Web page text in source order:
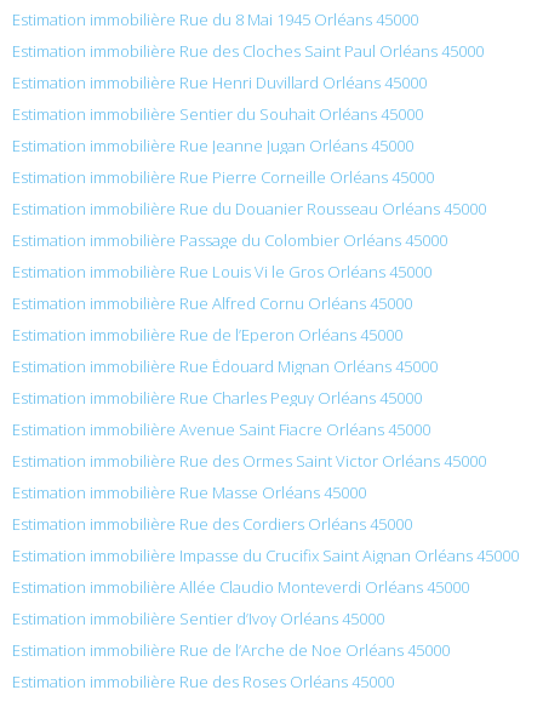
Estimation immobilière Rue du 8 Mai 1945 Orléans 45000
Estimation immobilière Rue des Cloches Saint Paul Orléans 45000
Estimation immobilière Rue Henri Duvillard Orléans 45000
Estimation immobilière Sentier du Souhait Orléans 45000
Estimation immobilière Rue Jeanne Jugan Orléans 45000
Estimation immobilière Rue Pierre Corneille Orléans 45000
Estimation immobilière Rue du Douanier Rousseau Orléans 45000
Estimation immobilière Passage du Colombier Orléans 45000
Estimation immobilière Rue Louis Vi le Gros Orléans 45000
Estimation immobilière Rue Alfred Cornu Orléans 45000
Estimation immobilière Rue de l’Eperon Orléans 45000
Estimation immobilière Rue Édouard Mignan Orléans 45000
Estimation immobilière Rue Charles Peguy Orléans 45000
Estimation immobilière Avenue Saint Fiacre Orléans 45000
Estimation immobilière Rue des Ormes Saint Victor Orléans 45000
Estimation immobilière Rue Masse Orléans 45000
Estimation immobilière Rue des Cordiers Orléans 45000
Estimation immobilière Impasse du Crucifix Saint Aignan Orléans 45000
Estimation immobilière Allée Claudio Monteverdi Orléans 45000
Estimation immobilière Sentier d’Ivoy Orléans 45000
Estimation immobilière Rue de l’Arche de Noe Orléans 45000
Estimation immobilière Rue des Roses Orléans 45000